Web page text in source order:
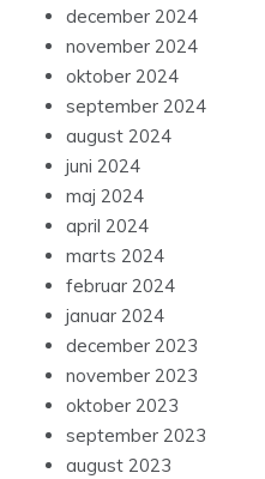
december 2024
november 2024
oktober 2024
september 2024
august 2024
juni 2024
maj 2024
april 2024
marts 2024
februar 2024
januar 2024
december 2023
november 2023
oktober 2023
september 2023
august 2023